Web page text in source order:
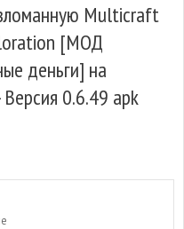
Multicraft
[МОД
деньги] на
0.6.49 apk